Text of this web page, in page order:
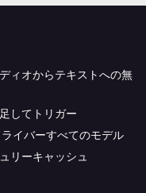
ィオからテキストへの無
してトリガー
イバーすべてのモデル
リーキャッシュ